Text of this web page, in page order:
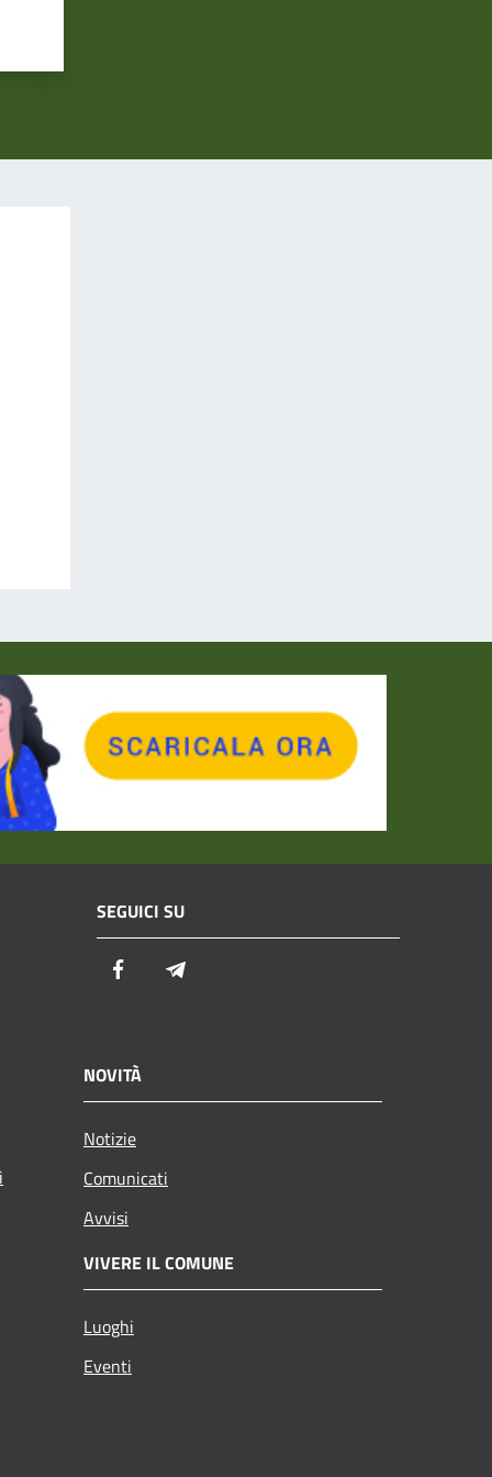
SEGUICI SU
Facebook
NOVITÀ
Notizie
Comunicati
Avvisi
VIVERE IL COMUNE
Luoghi
Eventi